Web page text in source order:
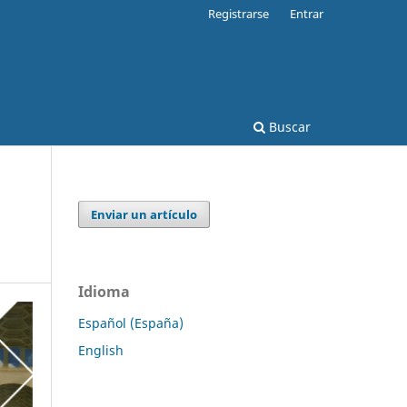
Buscar
Registrarse Entrar
Enviar un artículo
Idioma
Español (España)
English